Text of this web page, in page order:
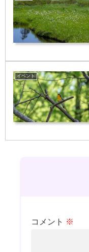
イベント
コメント ※